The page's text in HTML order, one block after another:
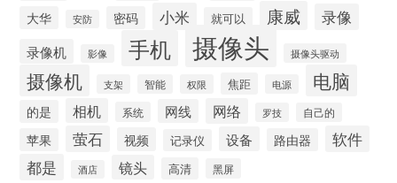
大华 安防 密码 小米 就可以 康威 录像
录像机 影像 手机 摄像头 摄像头驱动
摄像机 支架 智能 权限 焦距 电源 电脑
的是 相机 系统 网线 网络 罗技 自己的
苹果 萤石 视频 记录仪 设备 路由器
软件
都是
酒店 镜头 高清 黑屏